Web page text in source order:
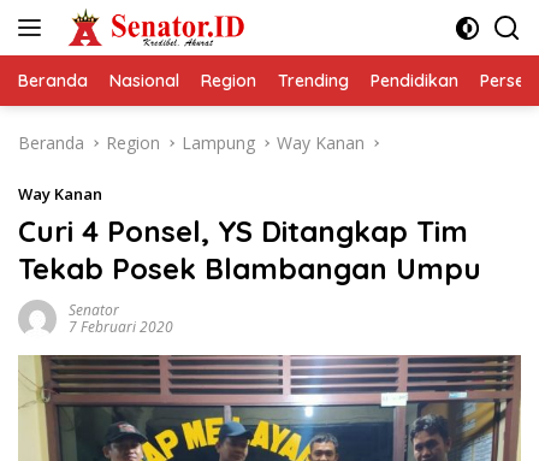
Beranda Nasional Region Trending Pendidikan
Beranda Region Lampung Way Kanan
Way Kanan
Curi 4 Ponsel, YS Ditangkap Tim
Tekab Posek Blambangan Umpu
Senator
7 Februari 2020